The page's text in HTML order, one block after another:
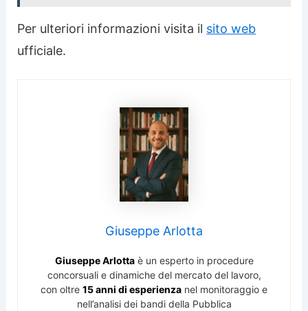
Per ulteriori informazioni visita il sito web
ufficiale.
Giuseppe Arlotta
Giuseppe Arlottaè un esperto in procedure
concorsuali e dinamiche del mercato del lavoro,
con oltre 15 anni di esperienza nel monitoraggio e
nell’analisi dei bandi della Pubblica